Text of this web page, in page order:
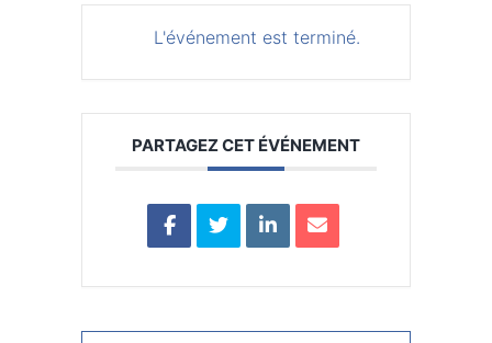
L'événement est terminé.
PARTAGEZ CET ÉVÉNEMENT